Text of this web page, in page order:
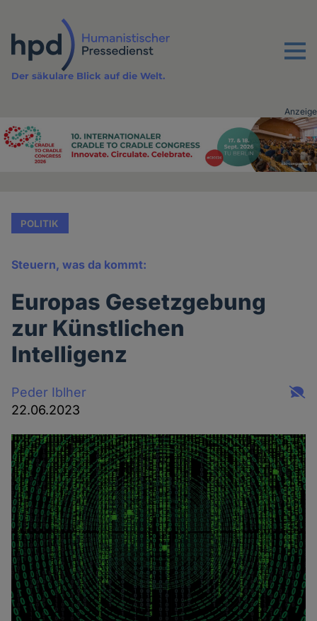
Inhalt
Menu
Der säkulare Blick auf die Welt.
Advertising
Anzeige
POLITIK
Steuern, was da kommt:
Europas Gesetzgebung
zur Künstlichen
Intelligenz
Peder Iblher
22.06.2023